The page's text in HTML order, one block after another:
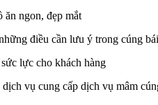
ăn ngon, đẹp mắt
điều cần lưu ý trong cúng
lực cho khách hàng
vụ cung cấp dịch vụ mâm